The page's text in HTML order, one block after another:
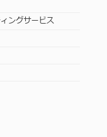
ングサービス